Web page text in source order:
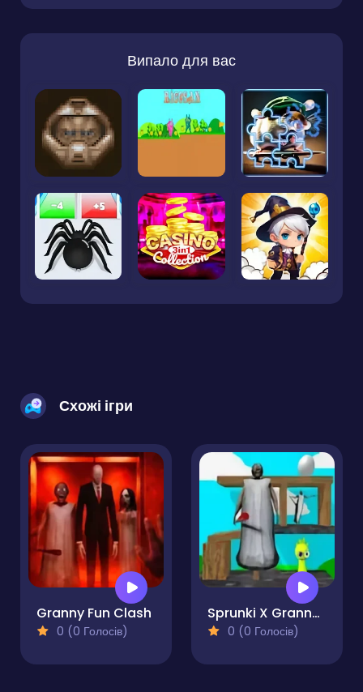
Випало для вас
Схожі ігри
Granny Fun Clash
0 (0 Голосів)
Sprunki X Granny Incredibox
0 (0 Голосів)